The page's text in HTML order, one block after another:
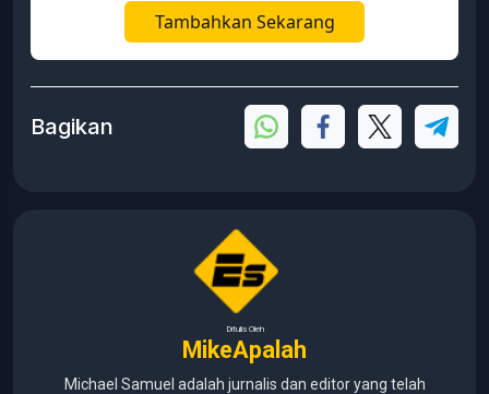
Tambahkan Sekarang
Bagikan
Ditulis Oleh
MikeApalah
Michael Samuel adalah jurnalis dan editor yang telah